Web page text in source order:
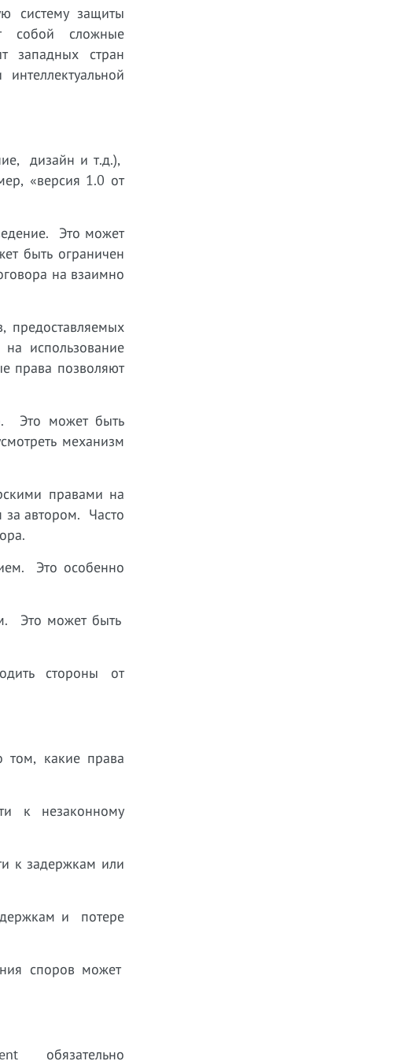
систему защиты
собой сложные
западных стран
дизайн и т.д.),
«версия 1.0 от
Это может
быть ограничен
на взаимно
использование
права позволяют
Это может быть
механизм
правами на
за автором. Часто
Это особенно
Это может быть
стороны от
том, какие права
к незаконному
к задержкам или
и потере
споров может
обязательно